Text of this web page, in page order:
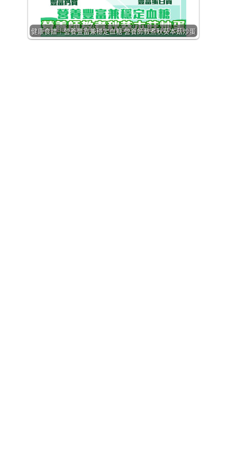
健康食譜｜營養豐富兼穩定血糖 營養師教煮秋葵本菇炒蛋